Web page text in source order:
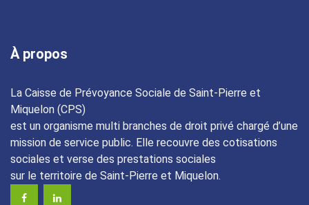
À propos
La Caisse de Prévoyance Sociale de Saint-Pierre et
Miquelon (CPS)
est un organisme multi branches de droit privé chargé d’une
mission de service public. Elle recouvre des cotisations
sociales et verse des prestations sociales
sur le territoire de Saint-Pierre et Miquelon.